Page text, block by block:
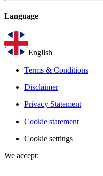
Language
English
Terms & Conditions
Disclaimer
Privacy Statement
Cookie statement
Cookie settings
We accept: